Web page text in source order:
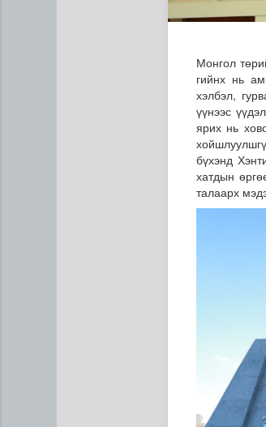
Монгол
гийнх нь
хэлбэл,
үүнээс
ярих нь
бүхэнд
хатдын
талаарх